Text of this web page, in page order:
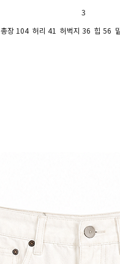
3
총장 104 허리 41 허벅지 36 힙 56